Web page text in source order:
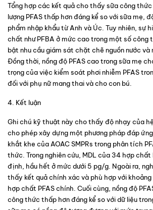
Tổng hợp các kết quả cho thấy sữa công
lượng PFAS thấp hơn đáng kể so với sữa mẹ,
phẩm nhập khẩu từ Anh và Úc. Tuy nhiên, sự
chất như PFBA ở mức cao trong một số công
bật nhu cầu giám sát chặt chẽ nguồn nước và
Đồng thời, nồng độ PFAS cao trong sữa mẹ
trọng của việc kiểm soát phơi nhiễm PFAS
đối với phụ nữ mang thai và cho con bú.
4. Kết luận
Ghi chú kỹ thuật này cho thấy độ nhạy của
cho phép xây dựng một phương pháp đáp
khắt khe của AOAC SMPRs trong phân tích
thức. Trong nghiên cứu, MDL của 34 hợp chất
định, hầu hết ở mức dưới 5 pg/g. Ngoài ra,
thấy kết quả chính xác và phù hợp với
hợp chất PFAS chính. Cuối cùng, nồng độ
công thức thấp hơn đáng kể so với dữ liệu